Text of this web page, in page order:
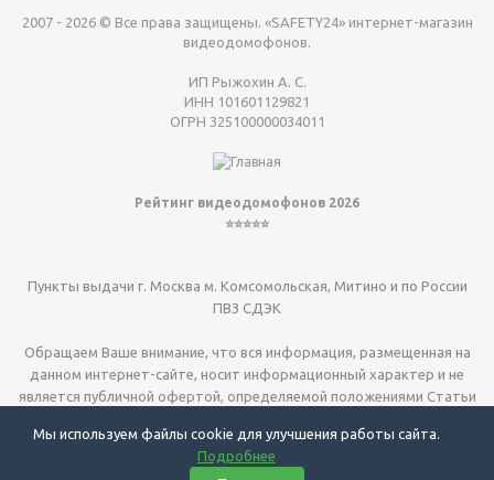
2007 - 2026 © Все права защищены. «SAFETY24» интернет-магазин
видеодомофонов.
ИП Рыжохин А. С.
ИНН 101601129821
ОГРН 325100000034011
Рейтинг видеодомофонов 2026
⭐⭐⭐⭐⭐
Пункты выдачи г. Москва м. Комсомольская, Митино и по России
ПВЗ СДЭК
Обращаем Ваше внимание, что вся информация, размещенная на
данном интернет-сайте, носит информационный характер и не
является публичной офертой, определяемой положениями Статьи
Видеодомофоны для квартиры | видеодомофоны для дома
Мы используем файлы cookie для улучшения работы сайта.
Подробнее